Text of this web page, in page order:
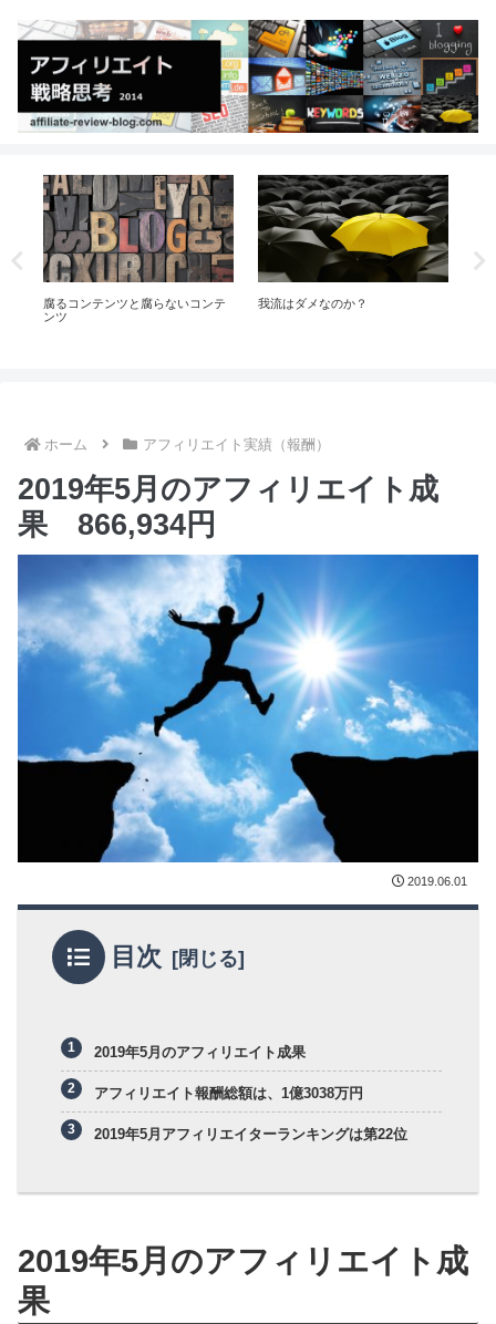
腐るコンテンツと腐らないコンテ
ンツ
我流はダメなのか？
ホーム アフィリエイト実績（報酬）
2019年5月のアフィリエイト成
果 866,934円
2019.06.01
目次
2019年5月のアフィリエイト成果
アフィリエイト報酬総額は、1億3038万円
2019年5月アフィリエイターランキングは第22位
2019年5月のアフィリエイト成
果